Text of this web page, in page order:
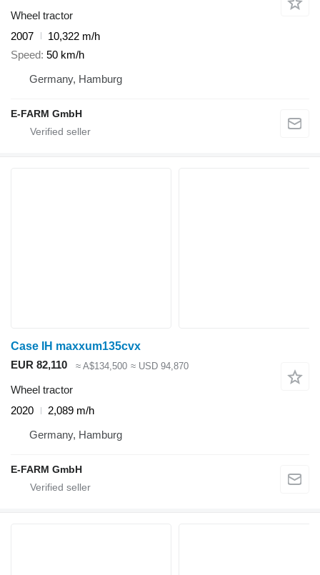
Wheel tractor
2007
10,322 m/h
Speed 50 km/h
Germany, Hamburg
E-FARM GmbH
Case IH maxxum135cvx
EUR 82,110
≈ A$134,500 ≈ USD 94,870
Wheel tractor
2020
2,089 m/h
Germany, Hamburg
E-FARM GmbH